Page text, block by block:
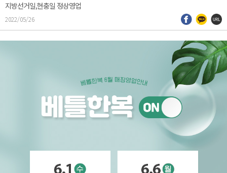
지방선거일,현충일 정상영업
2022/05/26